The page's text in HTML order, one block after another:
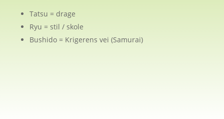
Tatsu = drage
Ryu = stil / skole
Bushido = Krigerens vei (Samurai)